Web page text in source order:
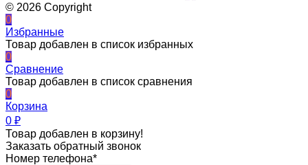
© 2026 Copyright
0
Избранные
Товар добавлен в список избранных
0
Сравнение
Товар добавлен в список сравнения
0
Корзина
0 ₽
Товар добавлен в корзину!
Заказать обратный звонок
Номер телефона*